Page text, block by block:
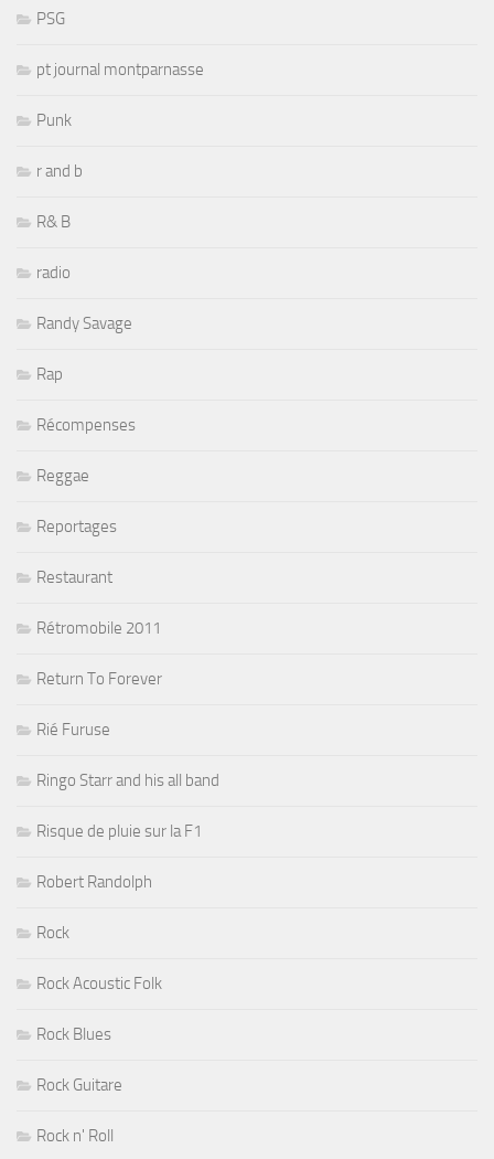
PSG
pt journal montparnasse
Punk
r and b
R& B
radio
Randy Savage
Rap
Récompenses
Reggae
Reportages
Restaurant
Rétromobile 2011
Return To Forever
Rié Furuse
Ringo Starr and his all band
Risque de pluie sur la F1
Robert Randolph
Rock
Rock Acoustic Folk
Rock Blues
Rock Guitare
Rock n' Roll